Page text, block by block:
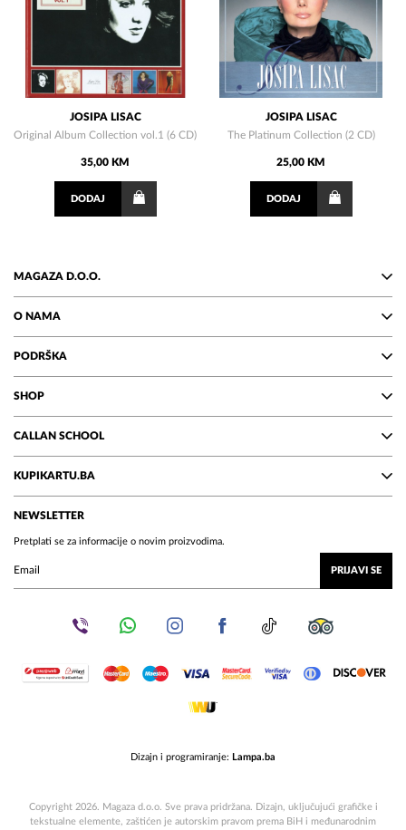
JOSIPA LISAC
Original Album Collection vol.1 (6 CD)
35,00 KM
DODAJ
JOSIPA LISAC
The Platinum Collection (2 CD)
25,00 KM
DODAJ
MAGAZA D.O.O.
O NAMA
PODRŠKA
SHOP
CALLAN SCHOOL
KUPIKARTU.BA
NEWSLETTER
Pretplati se za informacije o novim proizvodima.
PRIJAVI SE
Dizajn i programiranje: Lampa.ba
Copyright 2026. Magaza d.o.o. Sve prava pridržana. Dizajn, uključujući grafičke i
tekstualne elemente, zaštićen je autorskim pravom prema BiH i međunarodnim